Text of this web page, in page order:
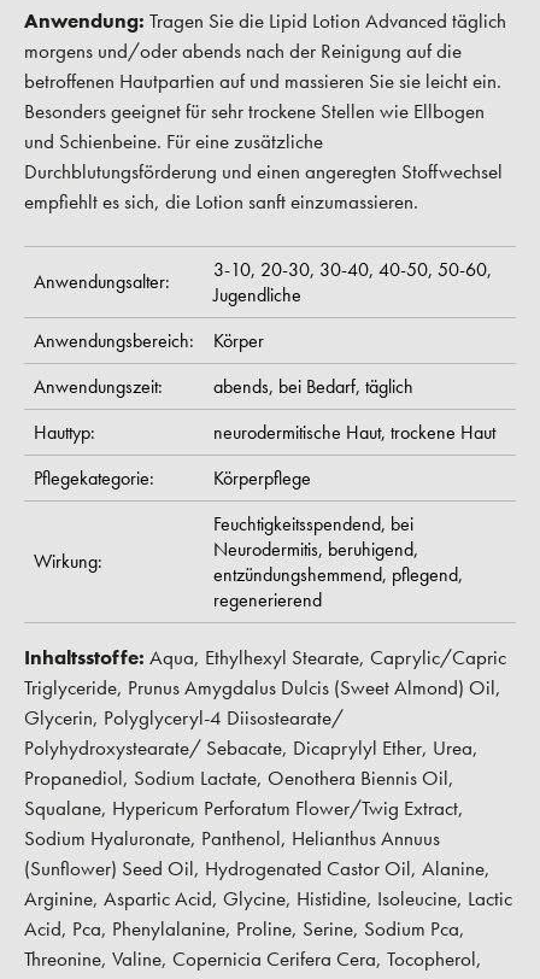
Anwendung: Tragen Sie die Lipid Lotion Advanced täglich
morgens und/oder abends nach der Reinigung auf die
betroffenen Hautpartien auf und massieren Sie sie leicht ein.
Besonders geeignet für sehr trockene Stellen wie Ellbogen
und Schienbeine. Für eine zusätzliche
Durchblutungsförderung und einen angeregten Stoffwechsel
empfiehlt es sich, die Lotion sanft einzumassieren.
Anwendungsalter: 3-10, 20-30, 30-40, 40-50, 50-60,
Jugendliche
Anwendungsbereich:
Körper
Anwendungszeit:
abends, bei Bedarf, täglich
Hauttyp:
neurodermitische Haut, trockene Haut
Pflegekategorie:
Körperpflege
Wirkung:
Feuchtigkeitsspendend, bei
Neurodermitis, beruhigend,
entzündungshemmend, pflegend,
regenerierend
Inhaltsstoffe: Aqua, Ethylhexyl Stearate, Caprylic/Capric
Triglyceride, Prunus Amygdalus Dulcis (Sweet Almond) Oil,
Glycerin, Polyglyceryl-4 Diisostearate/
Polyhydroxystearate/ Sebacate, Dicaprylyl Ether, Urea,
Propanediol, Sodium Lactate, Oenothera Biennis Oil,
Squalane, Hypericum Perforatum Flower/Twig Extract,
Sodium Hyaluronate, Panthenol, Helianthus Annuus
(Sunflower) Seed Oil, Hydrogenated Castor Oil, Alanine,
Arginine, Aspartic Acid, Glycine, Histidine, Isoleucine, Lactic
Acid, Pca, Phenylalanine, Proline, Serine, Sodium Pca,
Threonine, Valine, Copernicia Cerifera Cera, Tocopherol,